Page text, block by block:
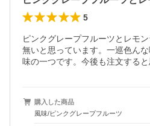
5
ピンクグレープフルーツとレモ
無いと思っています。一巡色ん
味の一つです。今後も注文すると
購入した商品
風味/ピンクグレープフルーツ